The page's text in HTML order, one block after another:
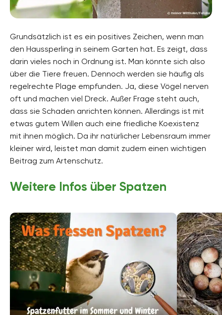
Grundsätzlich ist es ein positives Zeichen, wenn man
den Haussperling in seinem Garten hat. Es zeigt, dass
darin vieles noch in Ordnung ist. Man könnte sich also
über die Tiere freuen. Dennoch werden sie häufig als
regelrechte Plage empfunden. Ja, diese Vögel nerven
oft und machen viel Dreck. Außer Frage steht auch,
dass sie Schaden anrichten können. Allerdings ist mit
etwas gutem Willen auch eine friedliche Koexistenz
mit ihnen möglich. Da ihr natürlicher Lebensraum immer
kleiner wird, leistet man damit zudem einen wichtigen
Beitrag zum Artenschutz.
Weitere Infos über Spatzen